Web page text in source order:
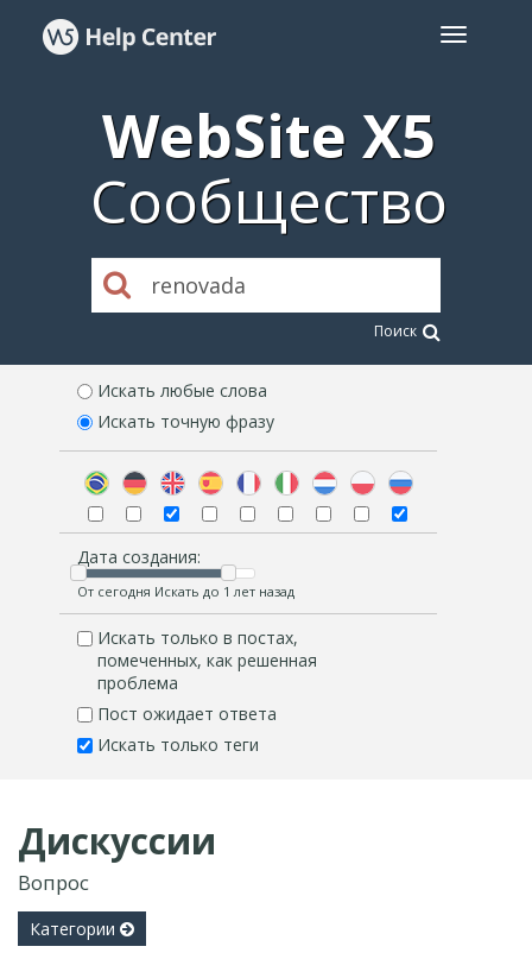
WebSite X5
Сообщество
Поиск
Искать любые слова
Искать точную фразу
Дата создания:
От сегодня Искать до 1 лет назад
Искать только в постах,
помеченных, как решенная
проблема
Пост ожидает ответа
Искать только теги
Дискуссии
Вопрос
Категории